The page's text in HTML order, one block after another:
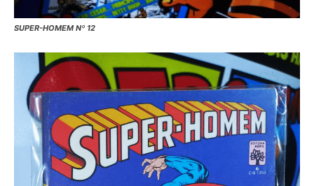
SUPER-HOMEM Nº 12